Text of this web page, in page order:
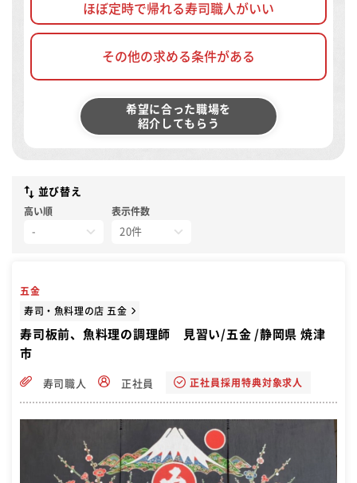
ほぼ定時で帰れる寿司職人がいい
その他の求める条件がある
希望に合った職場を
紹介してもらう
並び替え
高い順 表示件数
五金
寿司・魚料理の店 五金
寿司板前、魚料理の調理師 見習い/五金 /静岡県 焼津
市
寿司職人 正社員 正社員採用特典対象求人